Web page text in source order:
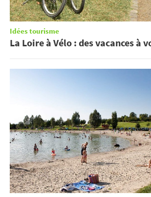
Idées tourisme
La Loire à Vélo : des vacances à